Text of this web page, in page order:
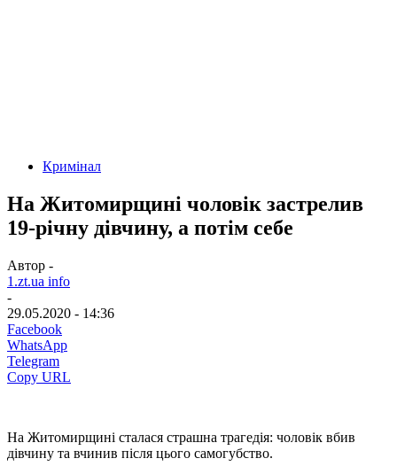
Кримінал
На Житомирщині чоловік застрелив
19-річну дівчину, а потім себе
Автор -
1.zt.ua info
-
29.05.2020 - 14:36
Facebook
WhatsApp
Telegram
Copy URL
На Житомирщині сталася страшна трагедія: чоловік вбив
дівчину та вчинив після цього самогубство.